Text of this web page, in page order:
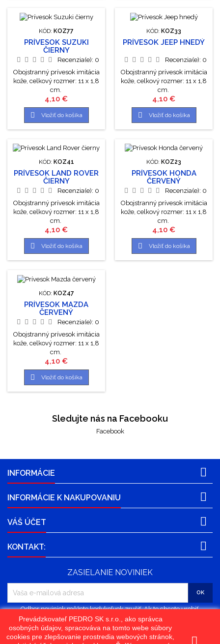
KÓD: KOZ77
PRÍVESOK SUZUKI
ČIERNY
Recenzia(e): 0
Obojstranný prívesok imitácia
kože, celkový rozmer: 11 x 1,8
cm.
Cena
4,10 €
 Vložiť do košíka
KÓD: KOZ33
PRÍVESOK JEEP HNEDÝ
Recenzia(e): 0
Obojstranný prívesok imitácia
kože, celkový rozmer: 11 x 1,8
cm.
Cena
4,10 €
 Vložiť do košíka
KÓD: KOZ41
PRÍVESOK LAND ROVER
ČIERNY
Recenzia(e): 0
Obojstranný prívesok imitácia
kože, celkový rozmer: 11 x 1,8
cm.
Cena
4,10 €
 Vložiť do košíka
KÓD: KOZ23
PRÍVESOK HONDA
ČERVENÝ
Recenzia(e): 0
Obojstranný prívesok imitácia
kože, celkový rozmer: 11 x 1,8
cm.
Cena
4,10 €
 Vložiť do košíka
KÓD: KOZ47
PRÍVESOK MAZDA
ČERVENÝ
Recenzia(e): 0
Obojstranný prívesok imitácia
kože, celkový rozmer: 11 x 1,8
cm.
Cena
4,10 €
 Vložiť do košíka
Sledujte nás na Facebooku
Facebook
INFORMÁCIE 
INFORMÁCIE K NAKUPOVANIU 
VÁŠ ÚČET 
KONTAKT: 
Prevádzkovateľ PEDRO SK s.r.o., ako správca
osobných údajov, spracováva na tomto webe súbory
cookies pre zlepšovanie prostredia webových stránok,
ZASIELANIE NOVINIEK
Odber noviniek môžete kedykoľvek zrušiť. Ak to chcete urobiť,
kontaktujte nás.